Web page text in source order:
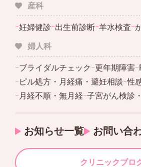
産科
ｰ妊婦健診ｰ出生前診断ｰ羊水検査ｰ
婦人科
ｰブライダルチェック ｰ更年期障害ｰ
ｰ ピル処方・月経痛・避妊相談ｰ性
ｰ 月経不順・無月経ｰ子宮がん検診
お知らせ一覧 お問い合
クリニックブロ